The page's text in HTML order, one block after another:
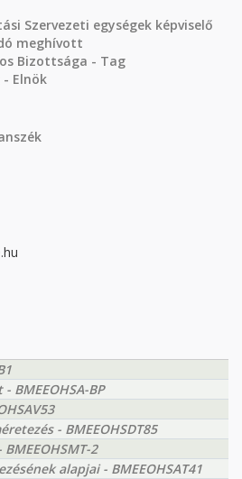
Szervezeti egységek képviselő
meghívott
Bizottsága - Tag
Elnök
BMEEOHSA-BP
- BMEEOHSDT85
2
alapjai - BMEEOHSAT41